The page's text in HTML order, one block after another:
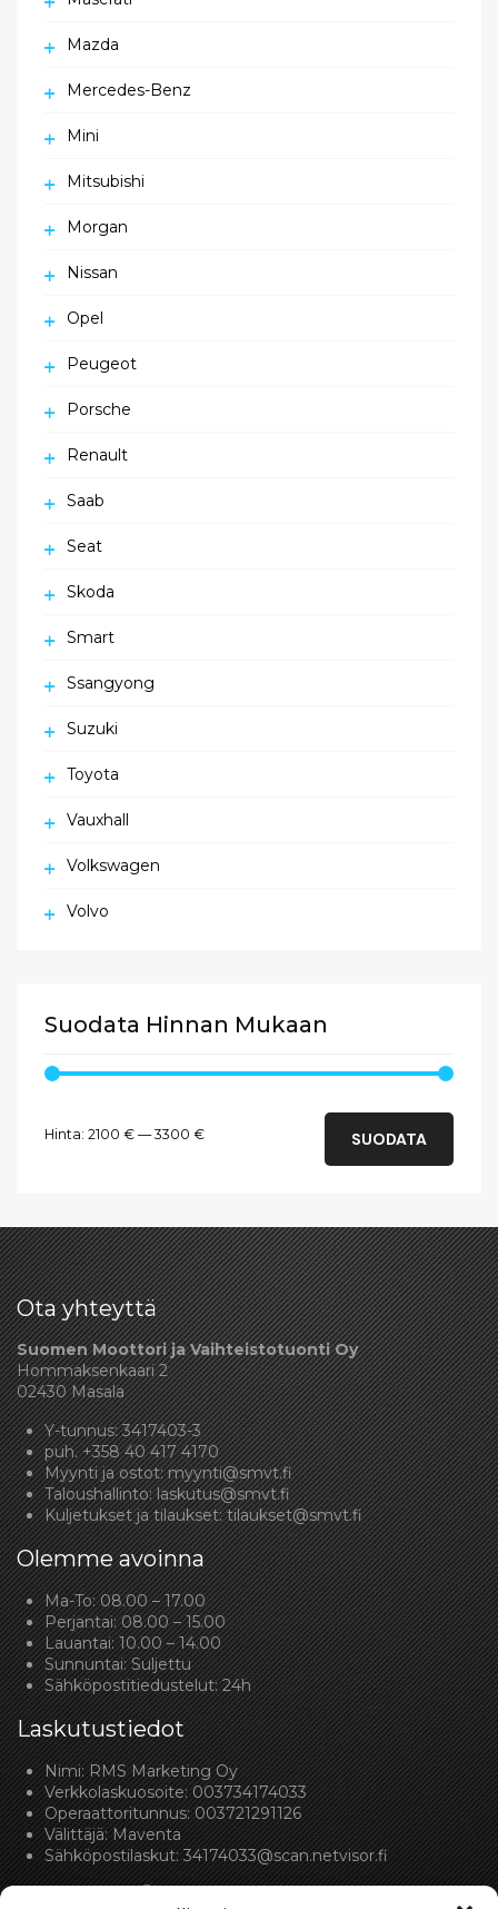
Mazda
Mercedes-Benz
Mini
Mitsubishi
Morgan
Nissan
Opel
Peugeot
Porsche
Renault
Saab
Seat
Skoda
Smart
Ssangyong
Suzuki
Toyota
Vauxhall
Volkswagen
Volvo
Suodata Hinnan Mukaan
Minimihinta
Maksimihinta SUODATA
Hinta: 2100 € —3300 €
Ota yhteyttä
Suomen Moottori ja Vaihteistotuonti Oy
Hommaksenkaari 2
02430 Masala
Y-tunnus: 3417403-3
puh.+358 40 417 4170
Myynti ja ostot:myynti@smvt.fi
Taloushallinto:laskutus@smvt.fi
Kuljetukset ja tilaukset:tilaukset@smvt.fi
Olemme avoinna
Ma-To: 08.00 – 17.00
Perjantai: 08.00 – 15.00
Lauantai: 10.00 – 14.00
Sunnuntai: Suljettu
Sähköpostitiedustelut: 24h
Laskutustiedot
Nimi: RMS Marketing Oy
Verkkolaskuosoite: 003734174033
Operaattoritunnus: 003721291126
Välittäjä: Maventa
Sähköpostilaskut:34174033@scan.netvisor.fi